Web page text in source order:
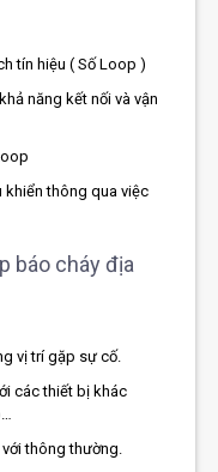
tín hiệu ( Số Loop )
năng kết nối và vận
thông qua việc
báo cháy địa
vị trí gặp sự cố.
các thiết bị khác
thông thường.